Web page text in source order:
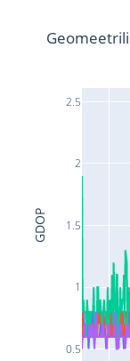
0.5
1
1.5
2
2.5
GDOP